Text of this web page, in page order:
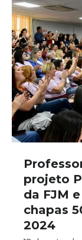
projeto
da FJM
chapas
2024